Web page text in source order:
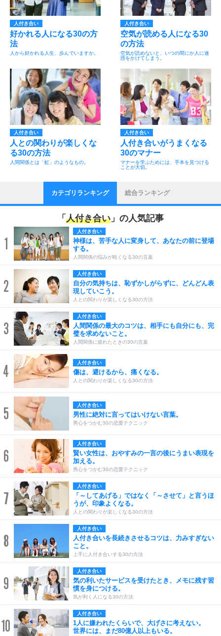
人付き合い
好かれる人になる30の方
法
人から好かれる人生、歩んでいますか。
人付き合い
空気が読める人になる30
の方法
空気が読めないと、いつの間にか人に迷
惑をかけてしまう。
人付き合い
人との関わりが楽しくな
る30の方法
人間関係とは「虹」のようなもの。
人付き合い
人付き合いがうまくなる
30のマナー
マナーを学ぶためには、手本を見つける
ことが大切。
カテゴリランキング 総合ランキング
「 人付き合い 」の人気記事
1
人付き合い
神様は、苦手な人に変身して、あなたの前に登場
する。
人間関係の悩みが軽くなる30の言葉
2
人付き合い
自分の気持ちは、恥ずかしがらずに、どんどん表
現していこう。
人との関わりが楽しくなる30の方法
3
人付き合い
人間関係の最大のコツは、相手にも自分にも、完
璧を求めないこと。
人間関係に疲れたときの30の言葉
4 人付き合い
傷は、避けるから、痛くなる。
人との関わりが楽しくなる30の方法
5 人付き合い
男性に絶対に言ってはいけない言葉。
男心をつかむ30の恋愛テクニック
6
人付き合い
賢い女性は、おやすみの一言の後にうまい表現を
加える。
男心をつかむ30の恋愛テクニック
7
人付き合い
「～してあげる」ではなく「～させて」と言うほ
うが、印象よくなる。
人との関わりが楽しくなる30の方法
8
人付き合い
人付き合いを長続きさせるコツは、力みすぎない
こと。
上手に人付き合いする30の方法
9
人付き合い
気の利いたサービスを受けたとき、メモに残す習
慣を身につける。
気が利く人になる30の方法
10
人付き合い
1人に嫌われたくらいで、大げさに考えない。
世界には、まだ80億人以上もいる。